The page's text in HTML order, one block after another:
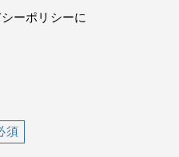
ーポリシーに